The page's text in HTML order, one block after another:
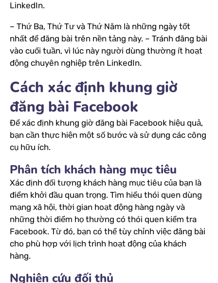
LinkedIn.
– Thứ Ba, Thứ Tư và Thứ Năm là những ngày tốt
nhất để đăng bài trên nền tảng này. – Tránh đăng bài
vào cuối tuần, vì lúc này người dùng thường ít hoạt
động chuyên nghiệp trên LinkedIn.
Cách xác định khung giờ
đăng bài Facebook
Để xác định khung giờ đăng bài Facebook hiệu quả,
bạn cần thực hiện một số bước và sử dụng các công
cụ hữu ích.
Phân tích khách hàng mục tiêu
Xác định đối tượng khách hàng mục tiêu của bạn là
điểm khởi đầu quan trọng. Tìm hiểu thói quen dùng
mạng xã hội, thời gian hoạt động hàng ngày và
những thời điểm họ thường có thói quen kiểm tra
Facebook. Từ đó, bạn có thể tùy chỉnh việc đăng bài
cho phù hợp với lịch trình hoạt động của khách
hàng.
Nghiên cứu đối thủ